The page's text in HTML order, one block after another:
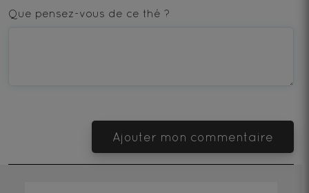
star
—
—
stars
Que pensez-vous de ce thé ?
Ajouter mon commentaire